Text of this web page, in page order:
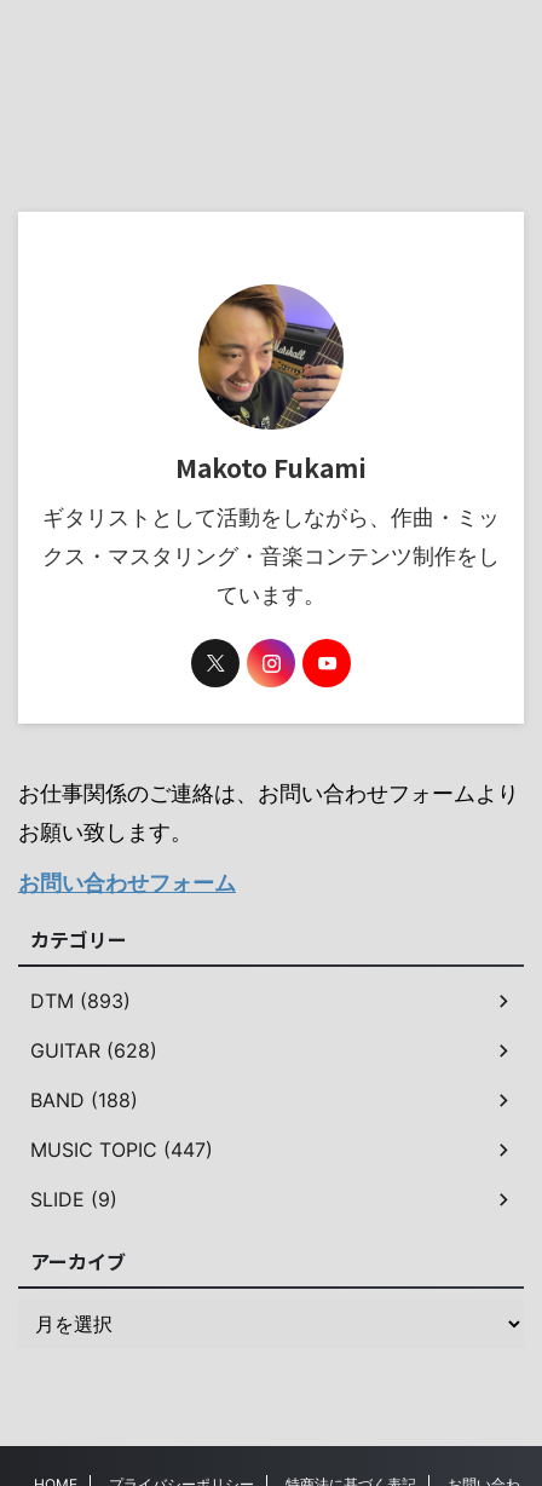
Makoto Fukami
ギタリストとして活動をしながら、作曲・ミッ
クス・マスタリング・音楽コンテンツ制作をし
ています。
お仕事関係のご連絡は、お問い合わせフォームより
お願い致します。
お問い合わせフォーム
カテゴリー
DTM (893)
GUITAR (628)
BAND (188)
MUSIC TOPIC (447)
SLIDE (9)
アーカイブ